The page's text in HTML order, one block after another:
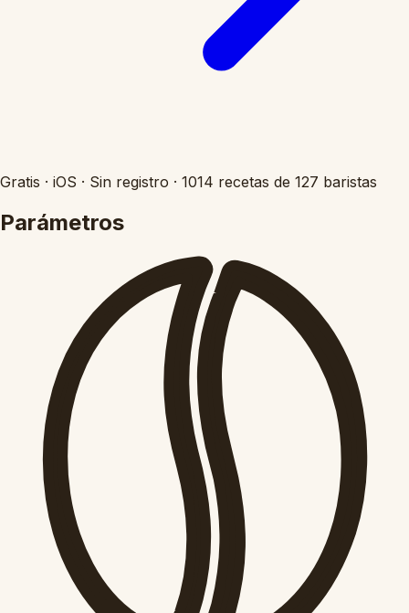
Gratis · iOS · Sin registro · 1014 recetas de 127 baristas
Parámetros